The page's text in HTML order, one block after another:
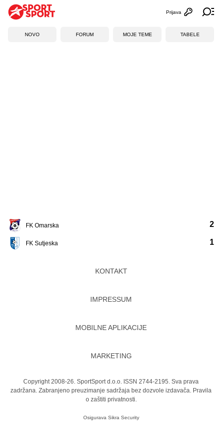
Otvori
Prijava
NOVO FORUM MOJE TEME TABELE
FK Omarska
FK Sutjeska
2
1
KONTAKT
IMPRESSUM
MOBILNE APLIKACIJE
MARKETING
Copyright 2008-26. SportSport d.o.o. ISSN 2744-2195. Sva prava
zadržana. Zabranjeno preuzimanje sadržaja bez dozvole izdavača. Pravila
o zaštiti privatnosti.
Osigurava Sikra Security